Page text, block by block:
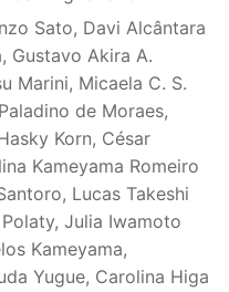
Sato, Davi Alcântara
Gustavo Akira A.
Marini, Micaela C. S.
de Moraes,
Korn, César
Kameyama Romeiro
Lucas Takeshi
Julia Iwamoto
Kameyama,
Yugue, Carolina Higa